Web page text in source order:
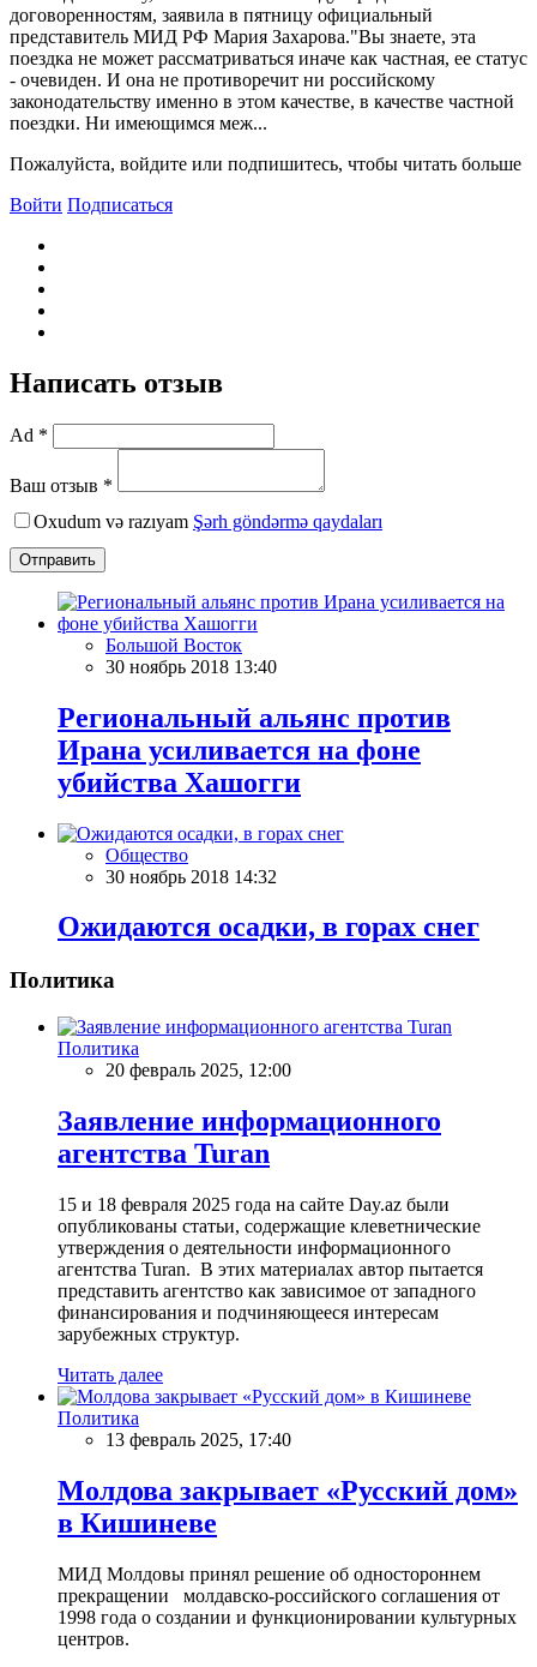
договоренностям, заявила в пятницу официальный
представитель МИД РФ Мария Захарова."Bы знаете, эта
поездка не может рассматриваться иначе как частная, ее статус
- очевиден. И она не противоречит ни российскому
законодательству именно в этом качестве, в качестве частной
поездки. Ни имеющимся меж...
Пожалуйста, войдите или подпишитесь, чтобы читать больше
Войти Подписаться
Написать отзыв
Ad *
Ваш отзыв *
Oxudum və razıyam Şərh göndərmə qaydaları
Отправить
Большой Восток
30 ноябрь 2018 13:40
Региональный альянс против
Ирана усиливается на фоне
убийства Хашогги
Общество
30 ноябрь 2018 14:32
Ожидаются осадки, в горах снег
Политика
Политика
20 февраль 2025, 12:00
Заявление информационного
агентства Turan
15 и 18 февраля 2025 года на сайте Day.az были
опубликованы статьи, содержащие клеветнические
утверждения о деятельности информационного
агентства Turan. В этих материалах автор пытается
представить агентство как зависимое от западного
финансирования и подчиняющееся интересам
зарубежных структур.
Читать далее
Политика
13 февраль 2025, 17:40
Молдова закрывает «Русский дом»
в Кишиневе
МИД Молдовы принял решение об одностороннем
прекращении молдавско-российского соглашения от
1998 года о создании и функционировании культурных
центров.